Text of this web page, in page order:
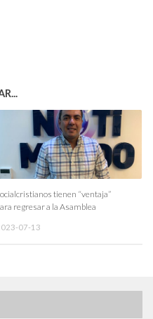
tienen “ventaja”
regresar a la Asamblea
07-13